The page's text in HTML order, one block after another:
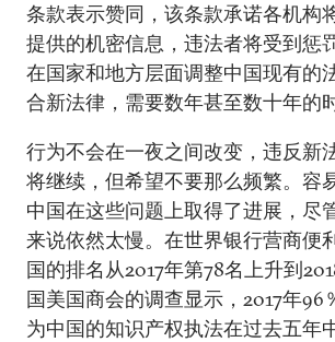
条款表示赞同，该条款承诺各机构
提供的机密信息，违法者将受到惩
在国家和地方层面调整中国现有的
合新法律，需要数年甚至数十年的
行为不会在一夜之间改变，违反新
将继续，但希望不要那么频繁。容
中国在这些问题上取得了进展，尽
来说依然太慢。在世界银行营商便
国的排名从2017年第78名上升到
国美国商会的调查显示，2017年96
为中国的知识产权执法在过去五年